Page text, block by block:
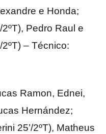
e Honda;
Pedro Raul e
– Técnico:
Ramon, Ednei,
Hernández;
25’/2ºT), Matheus